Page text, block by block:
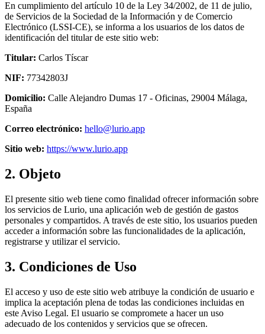
En cumplimiento del artículo 10 de la Ley 34/2002, de 11 de julio,
de Servicios de la Sociedad de la Información y de Comercio
Electrónico (LSSI-CE), se informa a los usuarios de los datos de
identificación del titular de este sitio web:
Titular: Carlos Tíscar
NIF: 77342803J
Domicilio: Calle Alejandro Dumas 17 - Oficinas, 29004 Málaga,
España
Correo electrónico: hello@lurio.app
Sitio web: https://www.lurio.app
2. Objeto
El presente sitio web tiene como finalidad ofrecer información sobre
los servicios de Lurio, una aplicación web de gestión de gastos
personales y compartidos. A través de este sitio, los usuarios pueden
acceder a información sobre las funcionalidades de la aplicación,
registrarse y utilizar el servicio.
3. Condiciones de Uso
El acceso y uso de este sitio web atribuye la condición de usuario e
implica la aceptación plena de todas las condiciones incluidas en
este Aviso Legal. El usuario se compromete a hacer un uso
adecuado de los contenidos y servicios que se ofrecen.